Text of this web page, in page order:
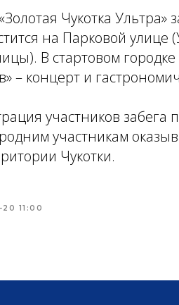
Чукотка
на Парковой
В стартовом
– концерт и
участников забега
участникам
Чукотки.
11:00